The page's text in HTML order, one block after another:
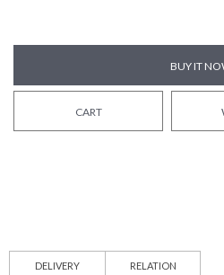
BUY IT
CART
DELIVERY RELATION